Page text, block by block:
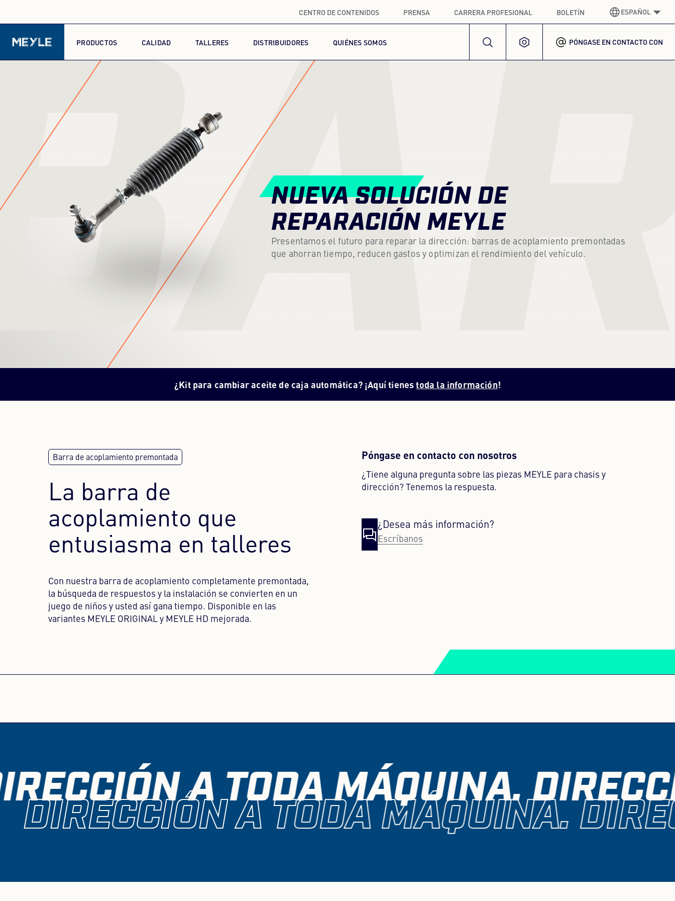
CENTRO DE CONTENIDOS PRENSA CARRERA PROFESIONAL BOLETÍN ESPAÑOL
ALEMÁNGERMAN
COREANO
POLACO
PORTUGUÉS PORTUGUESE
PRODUCTOS CALIDAD TALLERES DISTRIBUIDORES QUIÉNES SOMOS PÓNGASE EN CONTACTO CON
NUEVA SOLUCIÓN DE
REPARACIÓN MEYLE
Presentamos el futuro para reparar la dirección: barras de acoplamiento premontadas
que ahorran tiempo, reducen gastos y optimizan el rendimiento del vehículo.
¿Kit para cambiar aceite de caja automática? ¡Aquí tienestoda la información!
La barra de
acoplamiento que
entusiasma en talleres
Con nuestra barra de acoplamiento completamente premontada,
la búsqueda de respuestos y la instalación se convierten en un
juego de niños y usted así gana tiempo. Disponible en las
variantes MEYLE ORIGINAL y MEYLE HD mejorada.
Póngase en contacto con nosotros
¿Tiene alguna pregunta sobre las piezas MEYLE para chasis y
dirección? Tenemos la respuesta.
¿Desea más información?
Escríbanos
A TODA MÁQUINA.
DIRECCIÓN A TODA MÁQUINA.